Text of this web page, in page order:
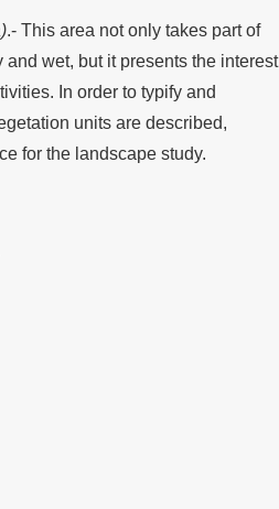
.- This area not only takes part of
wet, but it presents the interest
In order to typify and
units are described,
for the landscape study.